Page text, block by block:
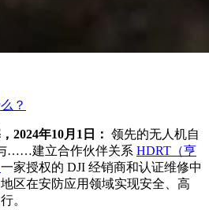
？
2024年10月1日： 领先的无人机自
……建立合作伙伴关系 HDRT（亨
一家授权的 DJI 经销商和认证维修中
区在安防应用领域实现安全、高
。